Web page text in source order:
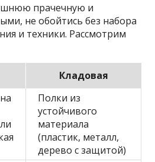
прачечную и
не обойтись без набора
и техники. Рассмотрим
Кладовая
Полки из
устойчивого
материала
(пластик, металл,
дерево с защитой)